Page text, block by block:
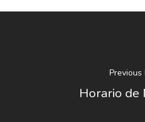
Previous
Horario de